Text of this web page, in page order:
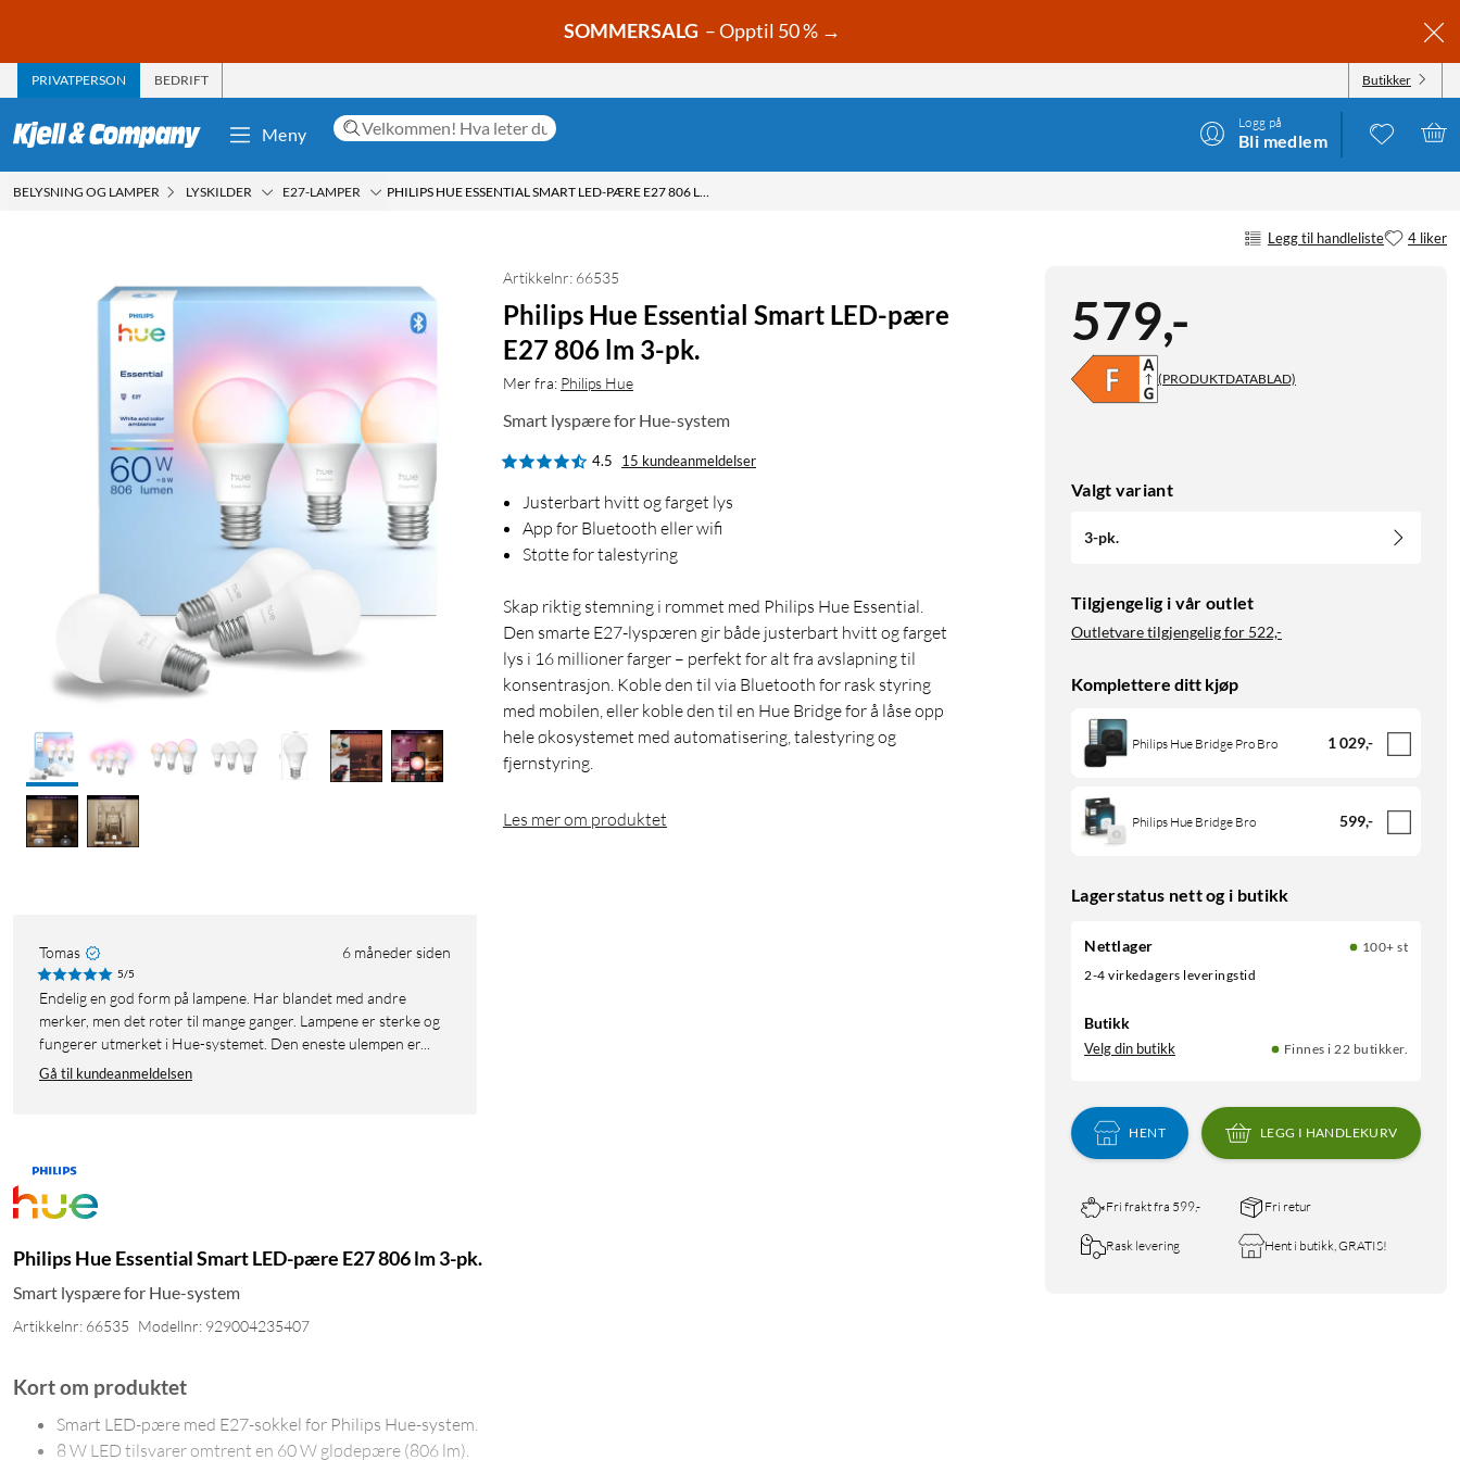
SOMMERSALG – Opptil 50 % →
PRIVATPERSON BEDRIFT Butikker
Meny
Logg på
Bli medlem
BELYSNING OG LAMPER LYSKILDER E27-LAMPER PHILIPS HUE ESSENTIAL SMART LED-PÆRE E27 806 LM 3-PK.
Legg til handleliste 4 liker
579,-
(PRODUKTDATABLAD)
Valgt variant
3-pk.
Tilgjengelig i vår outlet
Outletvare tilgjengelig for 522,-
Komplettere ditt kjøp
Philips Hue Bridge Pro Bro 1 029,-
Philips Hue Bridge Bro 599,-
Lagerstatus nett og i butikk
Nettlager
100+ st
2-4 virkedagers leveringstid
Butikk
Velg din butikk Finnes i 22 butikker.
HENT LEGG I HANDLEKURV
Fri frakt fra 599,- Fri retur
Rask levering Hent i butikk, GRATIS!
Artikkelnr: 66535
Philips Hue Essential Smart LED-pære
E27 806 lm 3-pk.
Mer fra: Philips Hue
Smart lyspære for Hue-system
4.5 15 kundeanmeldelser
Justerbart hvitt og farget lys
App for Bluetooth eller wifi
Støtte for talestyring
Skap riktig stemning i rommet med Philips Hue Essential.
Den smarte E27-lyspæren gir både justerbart hvitt og farget
lys i 16 millioner farger – perfekt for alt fra avslapning til
konsentrasjon. Koble den til via Bluetooth for rask styring
med mobilen, eller koble den til en Hue Bridge for å låse opp
hele økosystemet med automatisering, talestyring og
fjernstyring.
Les mer om produktet
Tomas 6 måneder siden
5/5
Endelig en god form på lampene. Har blandet med andre
merker, men det roter til mange ganger. Lampene er sterke og
fungerer utmerket i Hue-systemet. Den eneste ulempen er...
Gå til kundeanmeldelsen
Philips Hue Essential Smart LED-pære E27 806 lm 3-pk.
Smart lyspære for Hue-system
Artikkelnr: 66535 Modellnr: 929004235407
Kort om produktet
Smart LED-pære med E27-sokkel for Philips Hue-system.
8 W LED tilsvarer omtrent en 60 W glødepære (806 lm).